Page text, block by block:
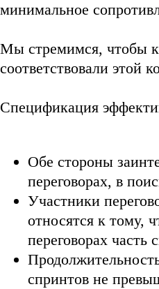
минимальное
Мы стремимся, чтобы
соответствовали этой
Спецификация
Обе стороны
переговорах, в
Участники
относятся к тому,
переговорах часть
спринтов не